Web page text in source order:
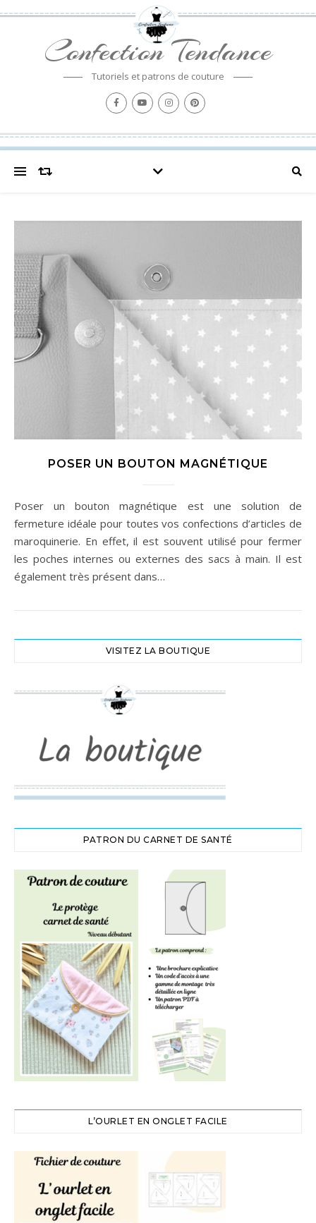
Confection Tendance
Tutoriels et patrons de couture
POSER UN BOUTON MAGNÉTIQUE
Poser un bouton magnétique est une solution de
fermeture idéale pour toutes vos confections d’articles de
maroquinerie. En effet, il est souvent utilisé pour fermer
les poches internes ou externes des sacs à main. Il est
également très présent dans…
VISITEZ LA BOUTIQUE
PATRON DU CARNET DE SANTÉ
L’OURLET EN ONGLET FACILE